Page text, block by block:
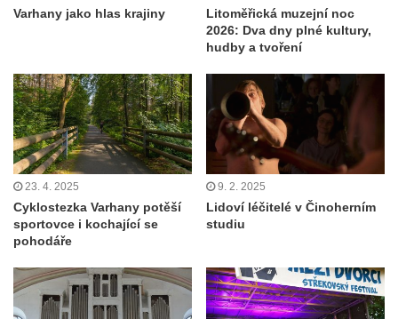
Varhany jako hlas krajiny
Litoměřická muzejní noc
2026: Dva dny plné kultury,
hudby a tvoření
23. 4. 2025
Cyklostezka Varhany potěší
sportovce i kochající se
pohodáře
9. 2. 2025
Lidoví léčitelé v Činoherním
studiu